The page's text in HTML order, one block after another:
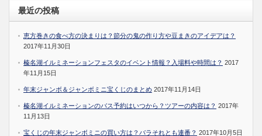
最近の投稿
恵方巻きの食べ方の決まりは？節分の鬼の作り方や豆まきのアイデアは？
2017年11月30日
榛名湖イルミネーションフェスタのイベント情報？入場料や時間は？ 2017
年11月15日
年末ジャンボ＆ジャンボミニ宝くじのまとめ 2017年11月14日
榛名湖イルミネーションのバス予約はいつから？ツアーの内容は？ 2017年
11月13日
宝くじの年末ジャンボミニの買い方は？バラそれとも連番？ 2017年10月5日